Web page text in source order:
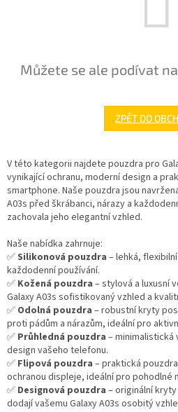
Můžete se ale podívat
ZPĚT DO
V této kategorii najdete pouzdra pro
vynikající ochranu, moderní design a
smartphone. Naše pouzdra jsou
A03s před škrábanci, nárazy a
zachovala jeho elegantní vzhled.
Naše nabídka zahrnuje:
✅Silikonová pouzdra – lehká,
každodenní používání.
✅ Kožená pouzdra – stylová a luxusní
Galaxy A03s sofistikovaný vzhled a
✅ Odolná pouzdra – robustní kryty
proti pádům a nárazům, ideální pro
✅ Průhledná pouzdra –
design vašeho telefonu.
✅ Flipová pouzdra – praktická
ochranou displeje, ideální pro pohodlné
✅ Designová pouzdra – originální
dodají vašemu Galaxy A03s osobitý